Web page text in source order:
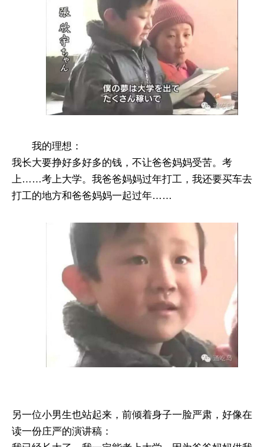
我的理想：
我长大要挣好多好多的钱，不让爸爸妈妈受苦。考
上……考上大学。我爸爸妈妈过年打工，我还要买车去
打工的地方和爸爸妈妈一起过年……
另一位小男生也站起来，前倾着身子一脸严肃，好像在
读一份庄严的演讲稿：